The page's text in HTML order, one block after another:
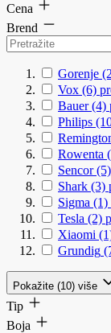
Cena
Brend
Gorenje
Vox (6)
Bauer (4)
Philips
Rowenta
Sencor (5)
Shark (3)
Sigma (1)
Tesla (2)
Xiaomi
Grundig
Pokažite (10) više
Tip
Boja